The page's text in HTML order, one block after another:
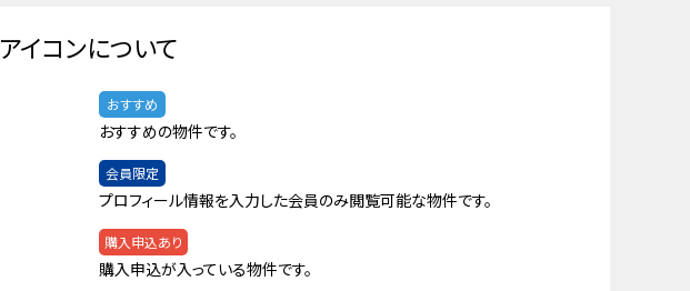
アイコンについて
おすすめ
おすすめの物件です。
会員限定
プロフィール情報を入力した会員のみ閲覧可能な物件です。
購入申込あり
購入申込が入っている物件です。